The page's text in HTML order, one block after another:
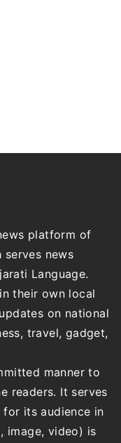
platform of
serves news
Language.
their own local
on national
travel, gadget,
manner to
readers. It serves
for its audience in
image, video) is